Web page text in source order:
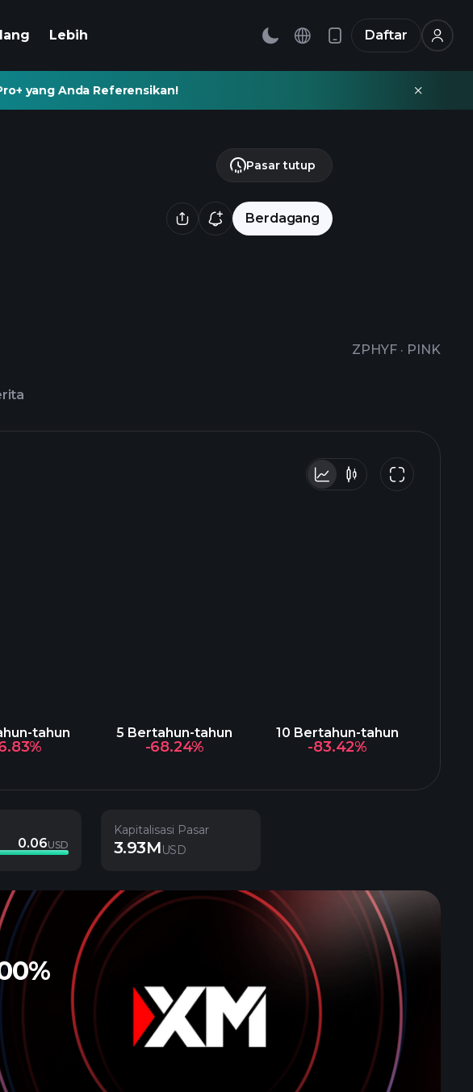
Lebih Daftar
yang Anda Referensikan!
Berdagang
ZPHYF · PINK
Pasar tutup
tahun 5 Bertahun-tahun
-68.24%
10 Bertahun-tahun
-83.42%
0.06USD
Kapitalisasi Pasar
3.93MUSD